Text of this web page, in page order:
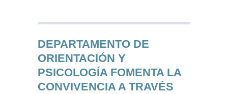
DEPARTAMENTO DE
ORIENTACIÓN Y
PSICOLOGÍA FOMENTA LA
CONVIVENCIA A TRAVÉS